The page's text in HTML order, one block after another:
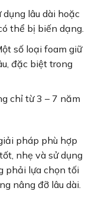
dụng lâu dài hoặc
thể bị biến dạng.
số loại foam giữ
đặc biệt trong
chỉ từ 3 – 7 năm
pháp phù hợp
nhẹ và sử dụng
phải lựa chọn tối
nâng đỡ lâu dài.